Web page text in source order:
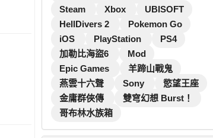
Steam
Xbox
UBISOFT
HellDivers 2
Pokemon Go
iOS
PlayStation
PS4
加勒比海盜6
Mod
Epic Games
羊蹄山戰鬼
燕雲十六聲
Sony
慾望王座
金庸群俠傳
雙穹幻想 Burst！
哥布林水族箱